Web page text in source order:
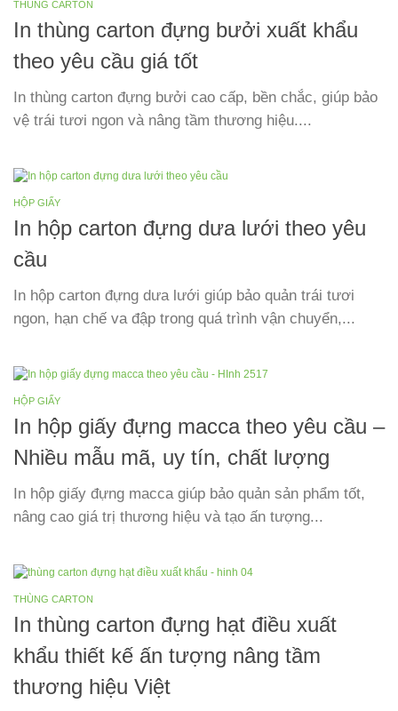
THÙNG CARTON
In thùng carton đựng bưởi xuất khẩu
theo yêu cầu giá tốt
In thùng carton đựng bưởi cao cấp, bền chắc, giúp bảo
vệ trái tươi ngon và nâng tầm thương hiệu....
HỘP GIẤY
In hộp carton đựng dưa lưới theo yêu
cầu
In hộp carton đựng dưa lưới giúp bảo quản trái tươi
ngon, hạn chế va đập trong quá trình vận chuyển,...
HỘP GIẤY
In hộp giấy đựng macca theo yêu cầu –
Nhiều mẫu mã, uy tín, chất lượng
In hộp giấy đựng macca giúp bảo quản sản phẩm tốt,
nâng cao giá trị thương hiệu và tạo ấn tượng...
THÙNG CARTON
In thùng carton đựng hạt điều xuất
khẩu thiết kế ấn tượng nâng tầm
thương hiệu Việt